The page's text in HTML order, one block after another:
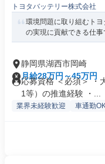
トヨタバッテリー株式会社
環境問題に取り組むト
の実現に貢献できる仕事
静岡県湖西市岡崎
月給28万円～45万円
応募資格 ＜必須＞ ・
1等）の推進経験 ・...
業界未経験歓迎 車通勤